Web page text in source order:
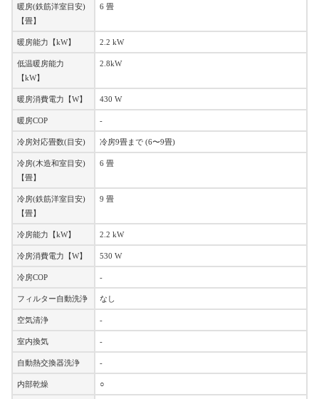
暖房(鉄筋洋室目安)
【畳】
6 畳
暖房能力【kW】 2.2 kW
低温暖房能力
【kW】
2.8kW
暖房消費電力【W】 430 W
暖房COP -
冷房対応畳数(目安) 冷房9畳まで (6〜9畳)
冷房(木造和室目安)
【畳】
6 畳
冷房(鉄筋洋室目安)
【畳】
9 畳
冷房能力【kW】 2.2 kW
冷房消費電力【W】 530 W
冷房COP -
フィルター自動洗浄 なし
空気清浄 -
室内換気 -
自動熱交換器洗浄 -
内部乾燥 ○